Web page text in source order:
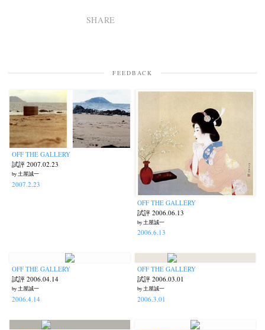
SHARE
FEEDBACK
OFF THE GALLERY
試評 2007.02.23
by 土屋誠一
2007.2.23
OFF THE GALLERY
試評 2006.06.13
by 土屋誠一
2006.6.13
OFF THE GALLERY
試評 2006.04.14
by 土屋誠一
2006.4.14
OFF THE GALLERY
試評 2006.03.01
by 土屋誠一
2006.3.01